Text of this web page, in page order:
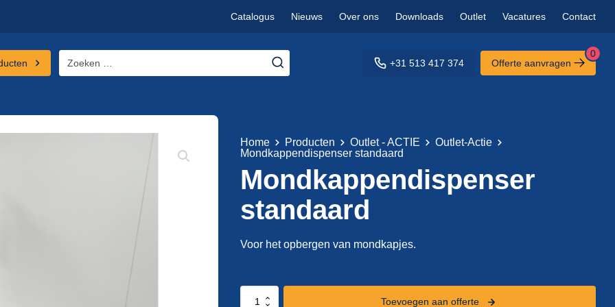
Catalogus Nieuws Over ons Downloads Outlet Vacatures Contact
naar:
+31 513 417 374 Offerte aanvragen
0
Home Producten Outlet - ACTIE
Outlet-Actie
Mondkappendispenser standaard
Mondkappendispenser
standaard
Voor het opbergen van mondkapjes.
Mondkappendispenser
Toevoegen aan offerte